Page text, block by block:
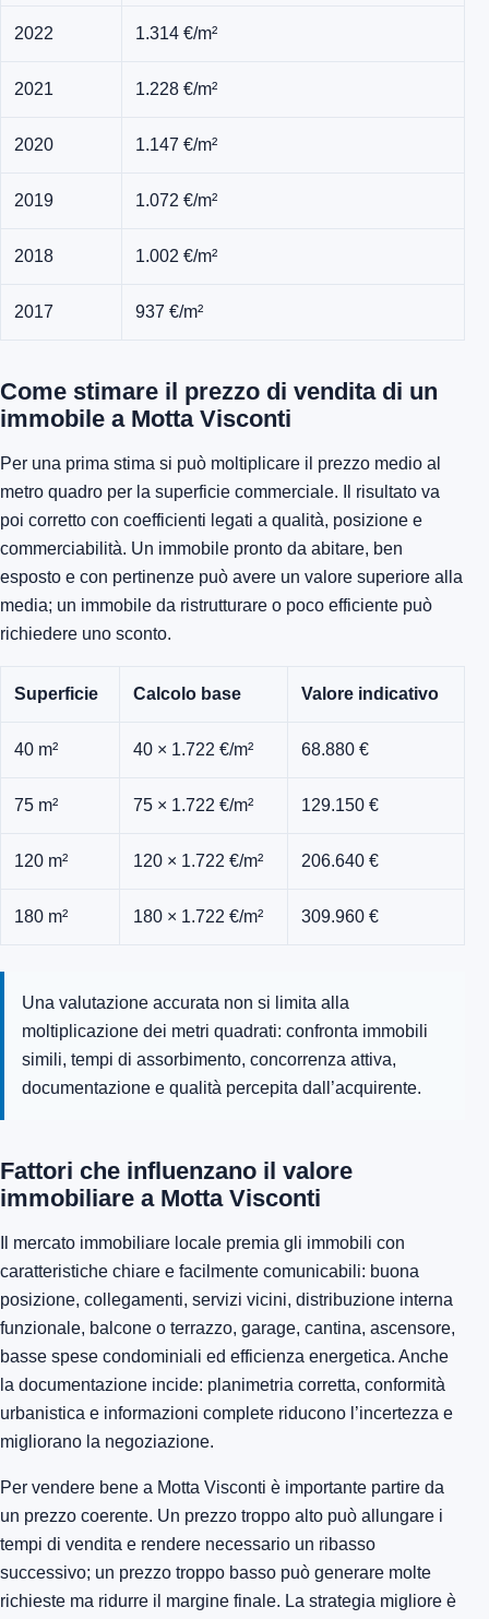
2022 1.314 €/m²
2021 1.228 €/m²
2020 1.147 €/m²
2019 1.072 €/m²
2018 1.002 €/m²
2017 937 €/m²
Come stimare il prezzo di vendita di un
immobile a Motta Visconti
Per una prima stima si può moltiplicare il prezzo medio al
metro quadro per la superficie commerciale. Il risultato va
poi corretto con coefficienti legati a qualità, posizione e
commerciabilità. Un immobile pronto da abitare, ben
esposto e con pertinenze può avere un valore superiore alla
media; un immobile da ristrutturare o poco efficiente può
richiedere uno sconto.
Superficie Calcolo base Valore indicativo
40 m² 40 × 1.722 €/m² 68.880 €
75 m² 75 × 1.722 €/m² 129.150 €
120 m² 120 × 1.722 €/m² 206.640 €
180 m² 180 × 1.722 €/m² 309.960 €
Una valutazione accurata non si limita alla
moltiplicazione dei metri quadrati: confronta immobili
simili, tempi di assorbimento, concorrenza attiva,
documentazione e qualità percepita dall’acquirente.
Fattori che influenzano il valore
immobiliare a Motta Visconti
Il mercato immobiliare locale premia gli immobili con
caratteristiche chiare e facilmente comunicabili: buona
posizione, collegamenti, servizi vicini, distribuzione interna
funzionale, balcone o terrazzo, garage, cantina, ascensore,
basse spese condominiali ed efficienza energetica. Anche
la documentazione incide: planimetria corretta, conformità
urbanistica e informazioni complete riducono l’incertezza e
migliorano la negoziazione.
Per vendere bene a Motta Visconti è importante partire da
un prezzo coerente. Un prezzo troppo alto può allungare i
tempi di vendita e rendere necessario un ribasso
successivo; un prezzo troppo basso può generare molte
richieste ma ridurre il margine finale. La strategia migliore è